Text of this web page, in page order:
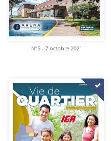
N°5 - 7 octobre 2021